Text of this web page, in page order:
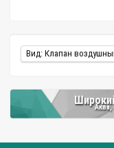
Вид: Клапан
Аква,